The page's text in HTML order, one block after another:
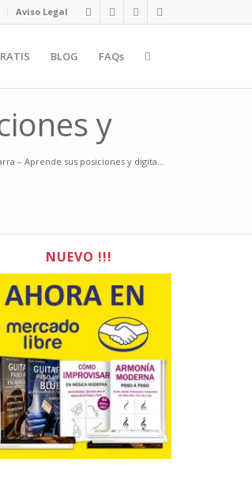
Aviso Legal
BLOG FAQs
y
– Aprende sus posiciones y digita...
NUEVO !!!